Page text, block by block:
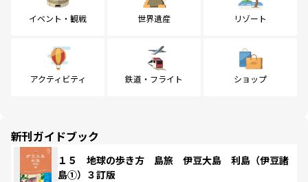
イベント・観戦 世界遺産 リゾート
アクティビティ 鉄道・フライト ショップ
新刊ガイドブック
１５ 地球の歩き方 島旅 伊豆大島 利島（伊豆諸
島①）３訂版